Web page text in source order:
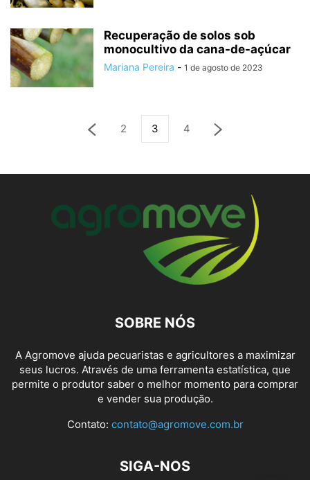
Recuperação de solos sob
monocultivo da cana-de-açúcar
Mariana Pereira - 1 de agosto de 2023
2 3 4
SOBRE NÓS
A Agromove ajuda pecuaristas e agricultores a maximizar
seus lucros. Através de uma ferramenta estatística, que
permite o produtor saber o melhor momento para comprar
e vender sua produção.
Contato: contato@agromove.com.br
SIGA-NOS